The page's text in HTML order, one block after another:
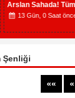
halkı yanında
Şenliği
«« «